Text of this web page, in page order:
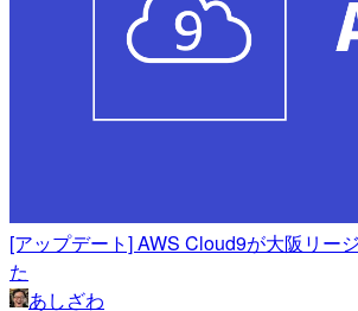
[アップデート] AWS Cloud9が大阪リー
た
あしざわ